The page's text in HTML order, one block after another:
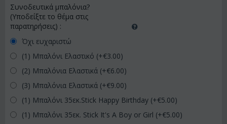
Συνοδευτικά μπαλόνια?
(Υποδείξτε το θέμα στις
παρατηρήσεις) :
Όχι ευχαριστώ
(1) Μπαλόνι Ελαστικό (+€3.00)
(2) Μπαλόνια Ελαστικά (+€6.00)
(3) Μπαλόνια Ελαστικά (+€9.00)
(1) Μπαλόνι 35εκ.Stick Happy Birthday (+€5.00)
(1) Μπαλόνι 35εκ. Stick It's A Boy or Girl (+€5.00)